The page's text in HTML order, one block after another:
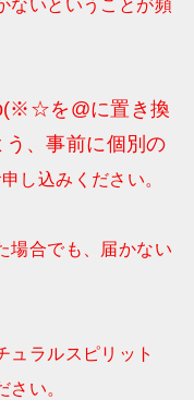
ないということが頻
を@に置き換
、事前に個別の
し込みください。
場合でも、届かない
ラルスピリット
い。